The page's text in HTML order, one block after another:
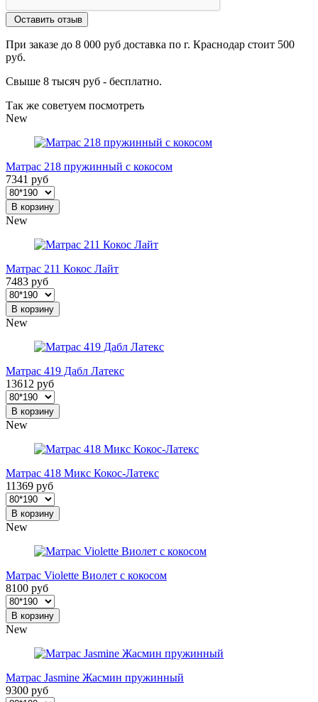
Оставить отзыв
При заказе до 8 000 руб доставка по г. Краснодар стоит 500
руб.
Свыше 8 тысяч руб - бесплатно.
Так же советуем посмотреть
New
Матрас 218 пружинный с кокосом
7341 руб
В корзину
New
Матрас 211 Кокос Лайт
7483 руб
В корзину
New
Матрас 419 Дабл Латекс
13612 руб
В корзину
New
Матрас 418 Микс Кокос-Латекс
11369 руб
В корзину
New
Матрас Violette Виолет с кокосом
8100 руб
В корзину
New
Матрас Jasmine Жасмин пружинный
9300 руб